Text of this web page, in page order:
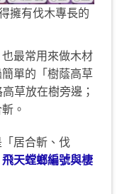
擁有伐木專長的
最常用來做木材
單的「樹蔭高草
草放在樹旁邊；
。
居合斬、伐
飛天螳螂編號與棲